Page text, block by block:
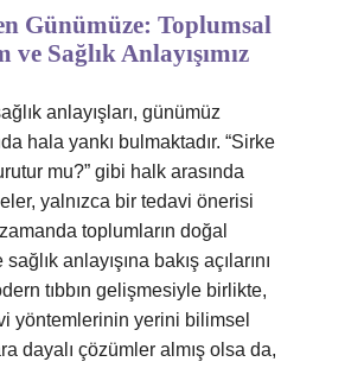
Günümüze: Toplumsal
ve Sağlık Anlayışımız
anlayışları, günümüz
hala yankı bulmaktadır. “Sirke
mu?” gibi halk arasında
yalnızca bir tedavi önerisi
toplumların doğal
anlayışına bakış açılarını
tıbbın gelişmesiyle birlikte,
yöntemlerinin yerini bilimsel
dayalı çözümler almış olsa da,